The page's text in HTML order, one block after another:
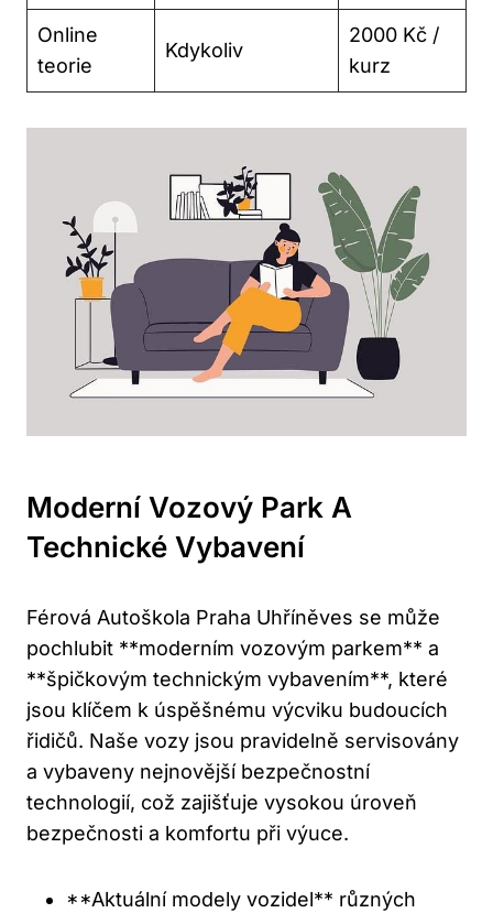
Online
teorie
Kdykoliv
2000 Kč /
kurz
Moderní Vozový Park A
‍technické Vybavení
Férová Autoškola Praha Uhříněves se může
pochlubit **moderním vozovým parkem** a
**špičkovým technickým⁢ vybavením**, které
jsou klíčem k úspěšnému výcviku budoucích
řidičů. Naše vozy jsou pravidelně servisovány
a vybaveny nejnovější bezpečnostní⁢
technologií, což zajišťuje vysokou úroveň
bezpečnosti a komfortu‍ při výuce.
**Aktuální modely vozidel** různých